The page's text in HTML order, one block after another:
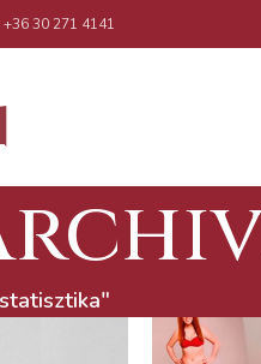
+36 30 271 4141